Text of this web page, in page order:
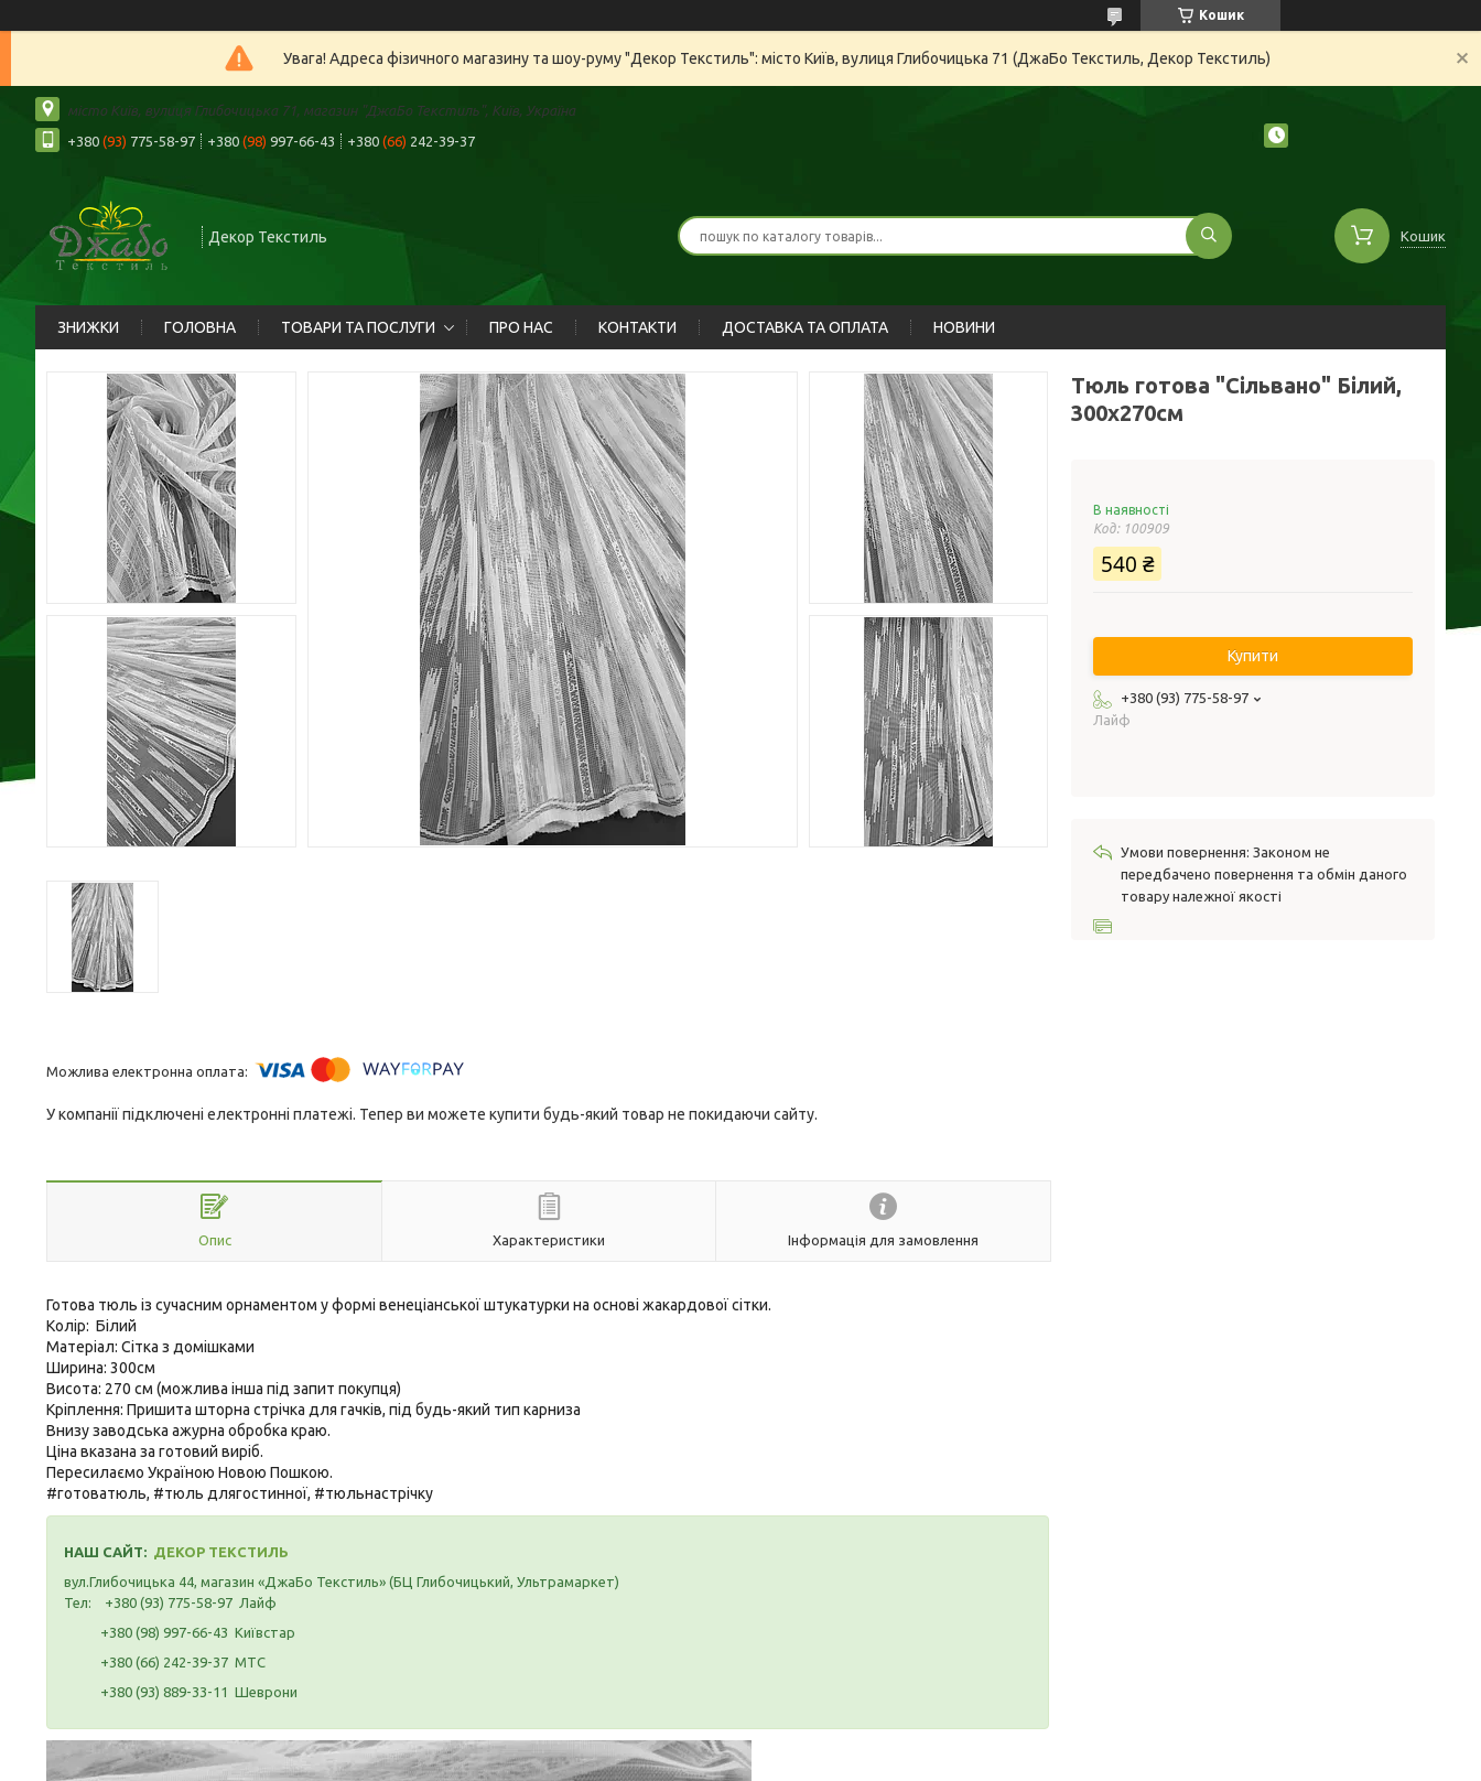
Кошик
Увага! Адреса фізичного магазину та шоу-руму "Декор Текстиль": місто Київ, вулиця Глибочицька 71 (ДжаБо Текстиль, Декор Текстиль)
місто Київ, вулиця Глибочицька 71, магазин "ДжаБо Текстиль", Київ, Україна
+380 (93) 775-58-97 +380 (98) 997-66-43 +380 (66) 242-39-37
Декор Текстиль Кошик
ЗНИЖКИ ГОЛОВНА ТОВАРИ ТА ПОСЛУГИ ПРО НАС КОНТАКТИ ДОСТАВКА ТА ОПЛАТА НОВИНИ
У компанії підключені електронні платежі. Тепер ви можете купити будь-який товар не покидаючи сайту.
Опис Характеристики Інформація для замовлення
Готова тюль із сучасним орнаментом у формі венеціанської штукатурки на основі жакардової сітки.
Колір: Білий
Матеріал: Сітка з домішками
Ширина: 300см
Висота: 270 см (можлива інша під запит покупця)
Кріплення: Пришита шторна стрічка для гачків, під будь-який тип карниза
Внизу заводська ажурна обробка краю.
Ціна вказана за готовий виріб.
Пересилаємо Україною Новою Пошкою.
#готоватюль, #тюль длягостинної, #тюльнастрічку
НАШ САЙТ: ДЕКОР ТЕКСТИЛЬ
вул.Глибочицька 44, магазин «ДжаБо Текстиль» (БЦ Глибочицький, Ультрамаркет)
Тел: +380 (93) 775-58-97 Лайф
+380 (98) 997-66-43 Київстар
+380 (66) 242-39-37 МТС
+380 (93) 889-33-11 Шеврони
Тюль готова "Сільвано" Білий,
300х270см
В наявності
Код: 100909
540 ₴
Купити
+380 (93) 775-58-97
Лайф
Законом не
передбачено повернення та обмін даного
товару належної якості